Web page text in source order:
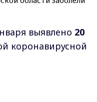
выявлено 20
коронавирусной